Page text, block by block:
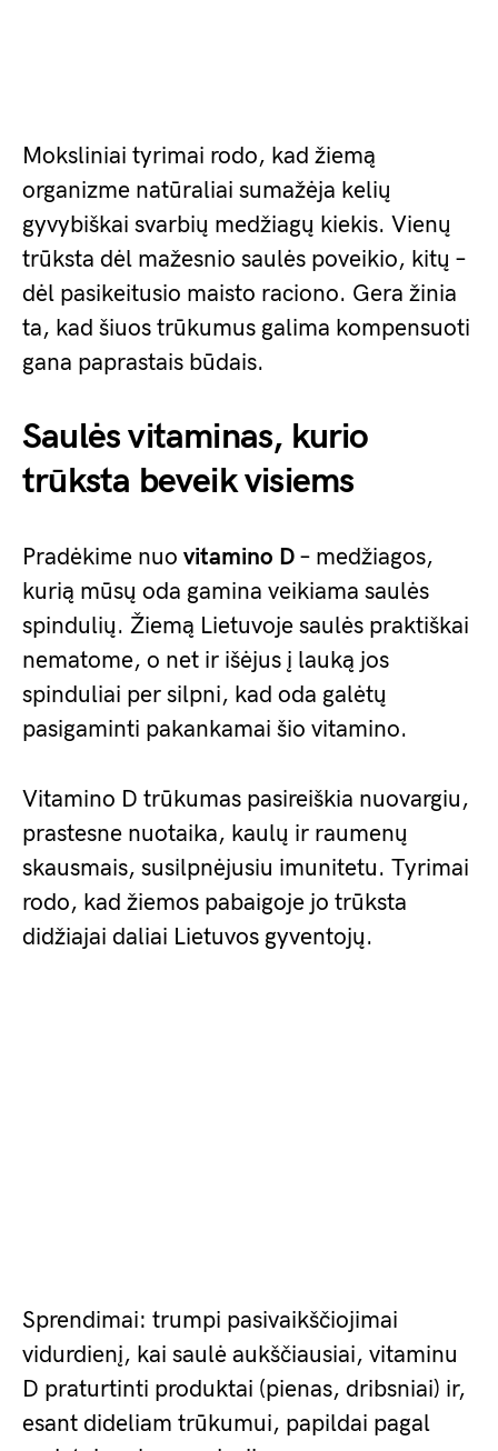
Moksliniai tyrimai rodo, kad žiemą
organizme natūraliai sumažėja kelių
gyvybiškai svarbių medžiagų kiekis. Vienų
trūksta dėl mažesnio saulės poveikio, kitų –
dėl pasikeitusio maisto raciono. Gera žinia
ta, kad šiuos trūkumus galima kompensuoti
gana paprastais būdais.
Saulės vitaminas, kurio
trūksta beveik visiems
Pradėkime nuo vitamino D – medžiagos,
kurią mūsų oda gamina veikiama saulės
spindulių. Žiemą Lietuvoje saulės praktiškai
nematome, o net ir išėjus į lauką jos
spinduliai per silpni, kad oda galėtų
pasigaminti pakankamai šio vitamino.
Vitamino D trūkumas pasireiškia nuovargiu,
prastesne nuotaika, kaulų ir raumenų
skausmais, susilpnėjusiu imunitetu. Tyrimai
rodo, kad žiemos pabaigoje jo trūksta
didžiajai daliai Lietuvos gyventojų.
Sprendimai: trumpi pasivaikščiojimai
vidurdienį, kai saulė aukščiausiai, vitaminu
D praturtinti produktai (pienas, dribsniai) ir,
esant dideliam trūkumui, papildai pagal